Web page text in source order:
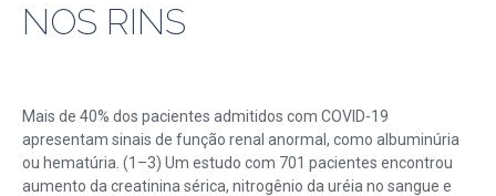
NOS RINS
Mais de 40% dos pacientes admitidos com COVID-19
apresentam sinais de função renal anormal, como albuminúria
ou hematúria. (1–3) Um estudo com 701 pacientes encontrou
aumento da creatinina sérica, nitrogênio da uréia no sangue e